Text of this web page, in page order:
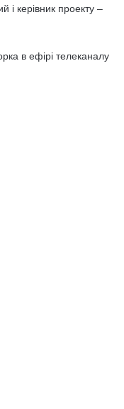
і керівник проекту –
в ефірі телеканалу